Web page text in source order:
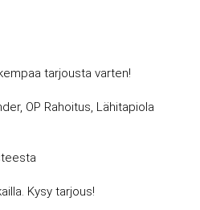
tarjousta varten!
OP Rahoitus, Lähitapiola
Kysy tarjous!